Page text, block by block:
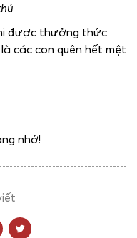
được thưởng thức
các con quên hết mệt
nhớ!